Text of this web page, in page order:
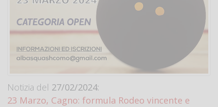
Notizia del 27/02/2024:
23 Marzo, Cagno: formula Rodeo vincente e